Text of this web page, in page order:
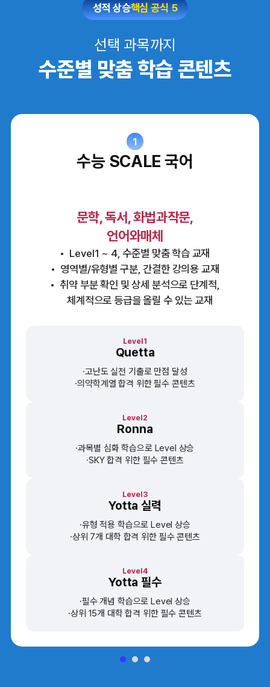
성적 상승핵심 공식 5
선택 과목까지
수준별 맞춤 학습 콘텐츠
1
수능 SCALE 국어
문학, 독서, 화법과작문,
언어와매체
Level1 ~ 4, 수준별 맞춤 학습 교재
영역별/유형별 구분, 간결한 강의용 교재
취약 부분 확인 및 상세 분석으로 단계적,
체계적으로 등급을 올릴 수 있는 교재
Level1
Quetta
고난도 실전 기출로 만점 달성
의약학계열 합격 위한 필수 콘텐츠
Level2
Ronna
과목별 심화 학습으로 Level 상승
SKY 합격 위한 필수 콘텐츠
Level3
Yotta 실력
유형 적용 학습으로 Level 상승
상위 7개 대학 합격 위한 필수 콘텐츠
Level4
Yotta 필수
필수 개념 학습으로 Level 상승
상위 15개 대학 합격 위한 필수 콘텐츠